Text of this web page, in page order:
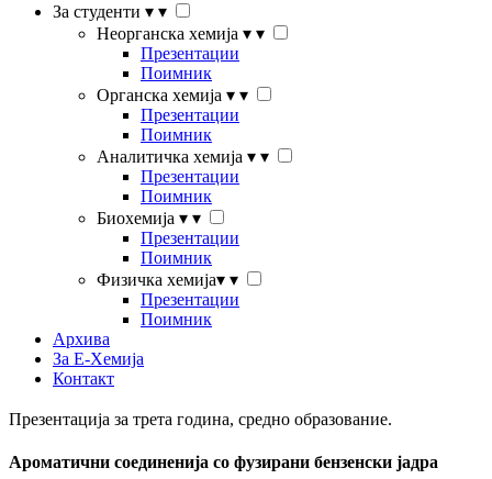
За студенти ▾ ▾
Неорганска хемија ▾ ▾
Презентации
Поимник
Органска хемија ▾ ▾
Презентации
Поимник
Аналитичка хемија ▾ ▾
Презентации
Поимник
Биохемија ▾ ▾
Презентации
Поимник
Физичка хемија▾ ▾
Презентации
Поимник
Архива
За Е-Хемија
Контакт
Презентација за трета година, средно образование.
Ароматични соединенија со фузирани бензенски јадра